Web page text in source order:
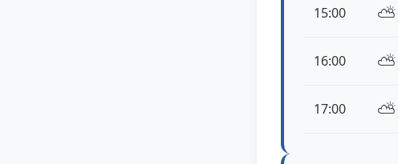
15:00 ⛅️
16:00 ⛅️
17:00 ⛅️